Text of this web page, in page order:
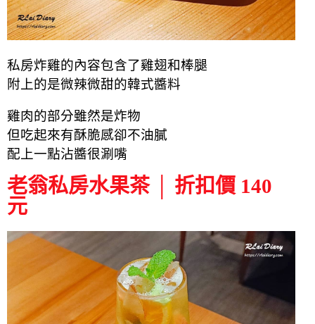
私房炸雞的內容包含了雞翅和棒腿
附上的是微辣微甜的韓式醬料
雞肉的部分雖然是炸物
但吃起來有酥脆感卻不油膩
配上一點沾醬很涮嘴
老翁私房水果茶 │ 折扣價 140
元